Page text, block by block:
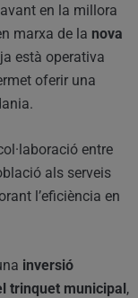
en la millora
marxa de la nova
està operativa
oferir una
entre
als serveis
l’eficiència en
inversió
trinquet municipal,